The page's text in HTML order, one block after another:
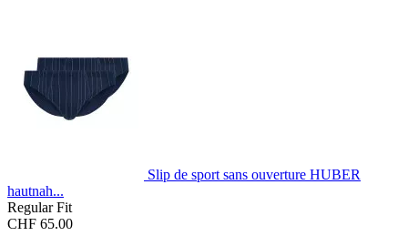
Slip de sport sans ouverture HUBER
hautnah...
Regular Fit
CHF 65.00